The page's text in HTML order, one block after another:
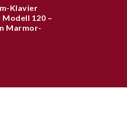
Klavier
Modell 120 –
Marmor-